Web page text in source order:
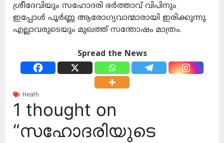
ശ്രീദേവിയും സഹോദരി ഭർത്താവ് വിപിനും
ഇപ്പോൾ പൂർണ്ണ ആരോഗ്യവാന്മാരായി ഇരിക്കുന്നു.
എല്ലാവരുടെയും മുഖത്ത് സന്തോഷം മാത്രം.
Spread the News
Heath
1 thought on
“സഹോദരിയുടെ